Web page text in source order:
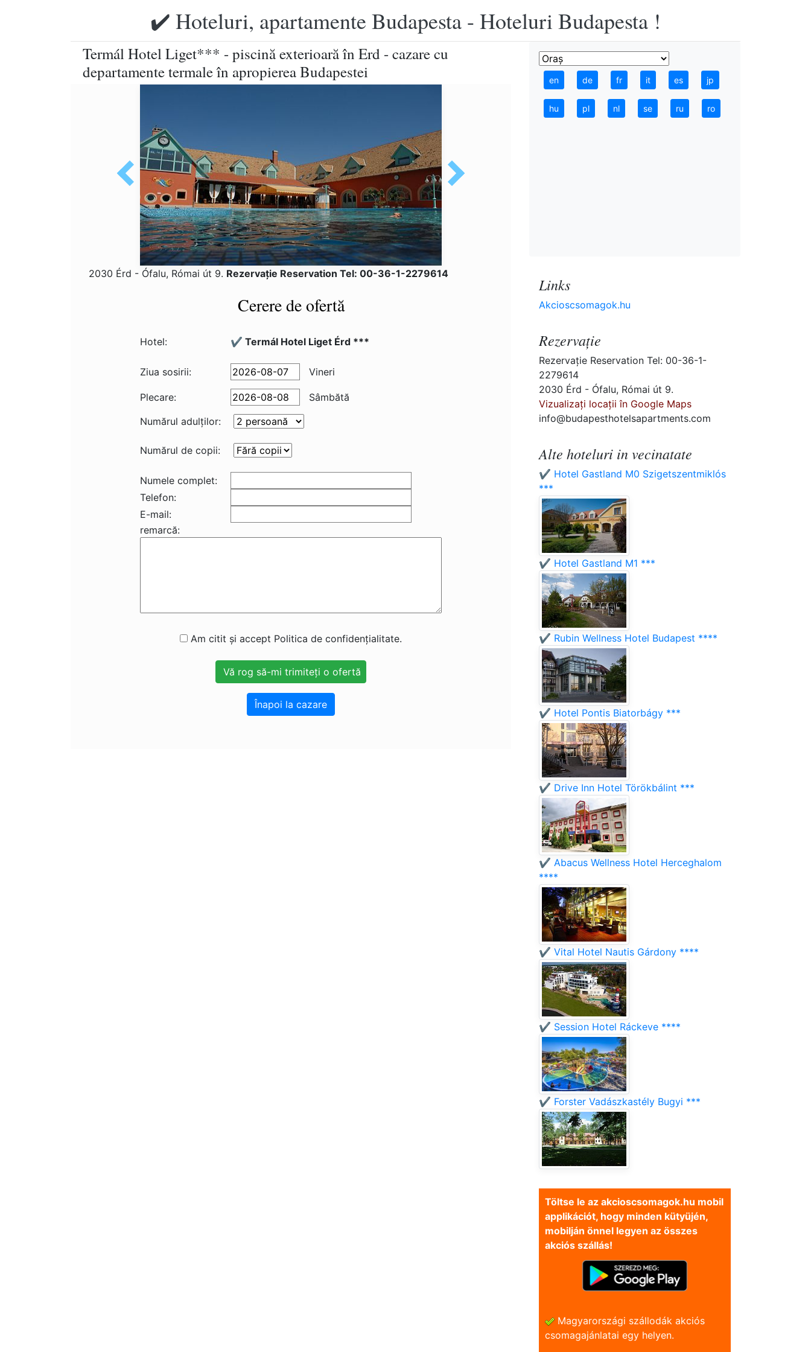
✔️ Hoteluri, apartamente Budapesta - Hoteluri Budapesta !
Termál Hotel Liget*** - piscină exterioară în Erd - cazare cu
departamente termale în apropierea Budapestei
2030 Érd - Ófalu, Római út 9. Rezervaţie Reservation Tel: 00-36-1-2279614
Cerere de ofertă
Hotel: ✔️ Termál Hotel Liget Érd ***
Ziua sosirii: Vineri
Plecare:
Sâmbătă
Numărul adulţilor:
Numărul de copii:
Numele complet:
Telefon:
E-mail:
remarcă:
Am citit și accept Politica de confidențialitate.
Înapoi la cazare
en de fr it es jp
hu pl nl se ru ro
Links
Akcioscsomagok.hu
Rezervaţie
Rezervaţie Reservation Tel: 00-36-1-
2279614
2030 Érd - Ófalu, Római út 9.
Vizualizați locații în Google Maps
info@budapesthotelsapartments.com
Alte hoteluri in vecinatate
✔️ Hotel Gastland M0 Szigetszentmiklós
***
✔️ Hotel Gastland M1 ***
✔️ Rubin Wellness Hotel Budapest ****
✔️ Hotel Pontis Biatorbágy ***
✔️ Drive Inn Hotel Törökbálint ***
✔️ Abacus Wellness Hotel Herceghalom
****
✔️ Vital Hotel Nautis Gárdony ****
✔️ Session Hotel Ráckeve ****
✔️ Forster Vadászkastély Bugyi ***
Töltse le az akcioscsomagok.hu mobil
applikációt, hogy minden kütyüjén,
mobilján önnel legyen az összes
akciós szállás!
Magyarországi szállodák akciós
csomagajánlatai egy helyen.